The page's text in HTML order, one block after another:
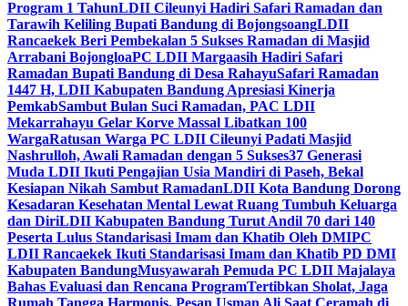
Program 1 TahunLDII Cileunyi Hadiri Safari Ramadan dan
Tarawih Keliling Bupati Bandung di BojongsoangLDII
Rancaekek Beri Pembekalan 5 Sukses Ramadan di Masjid
Arrabani BojongloaPC LDII Margaasih Hadiri Safari
Ramadan Bupati Bandung di Desa RahayuSafari Ramadan
1447 H, LDII Kabupaten Bandung Apresiasi Kinerja
PemkabSambut Bulan Suci Ramadan, PAC LDII
Mekarrahayu Gelar Korve Massal Libatkan 100
WargaRatusan Warga PC LDII Cileunyi Padati Masjid
Nashrulloh, Awali Ramadan dengan 5 Sukses37 Generasi
Muda LDII Ikuti Pengajian Usia Mandiri di Paseh, Bekal
Kesiapan Nikah Sambut RamadanLDII Kota Bandung Dorong
Kesadaran Kesehatan Mental Lewat Ruang Tumbuh Keluarga
dan DiriLDII Kabupaten Bandung Turut Andil 70 dari 140
Peserta Lulus Standarisasi Imam dan Khatib Oleh DMIPC
LDII Rancaekek Ikuti Standarisasi Imam dan Khatib PD DMI
Kabupaten BandungMusyawarah Pemuda PC LDII Majalaya
Bahas Evaluasi dan Rencana ProgramTertibkan Sholat, Jaga
Rumah Tangga Harmonis, Pesan Usman Ali Saat Ceramah di